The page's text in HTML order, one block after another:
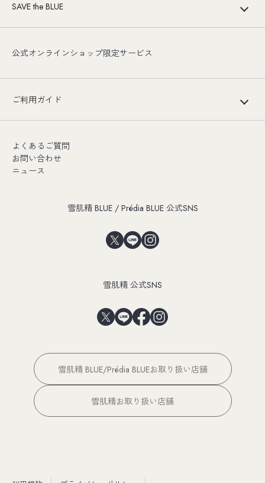
SAVE the BLUE
公式オンラインショップ限定サービス
ご利用ガイド
よくあるご質問
お問い合わせ
ニュース
雪肌精 BLUE / Prédia BLUE 公式SNS
雪肌精 公式SNS
雪肌精 BLUE/Prédia BLUEお取り扱い店舗
雪肌精お取り扱い店舗